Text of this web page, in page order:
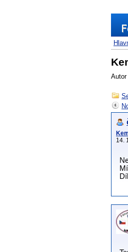
Autor
14.